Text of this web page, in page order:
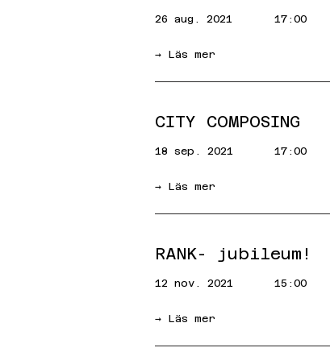
26 aug. 2021 17:00
→ Läs mer
CITY COMPOSING
18 sep. 2021 17:00
→ Läs mer
RANK- jubileum!
12 nov. 2021 15:00
→ Läs mer